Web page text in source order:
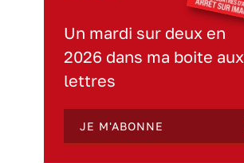
Un mardi sur deux en
2026 dans ma boite aux
lettres
JE M'ABONNE